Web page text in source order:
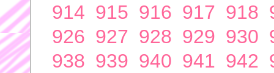
914 915 916 917 918
926 927 928 929 930
938 939 940 941 942